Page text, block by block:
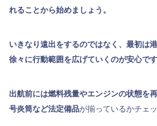
れることから始めましょう。
いきなり遠出をするのではなく、最初は
徐々に行動範囲を広げていくのが安心です
出航前には燃料残量やエンジンの状態を
号炎筒など法定備品が揃っているかチェッ